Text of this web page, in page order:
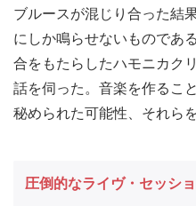
ブルースが混じり合った結
にしか鳴らせないものであ
合をもたらしたハモニカク
話を伺った。音楽を作るこ
秘められた可能性、それら
圧倒的なライヴ・セッシ